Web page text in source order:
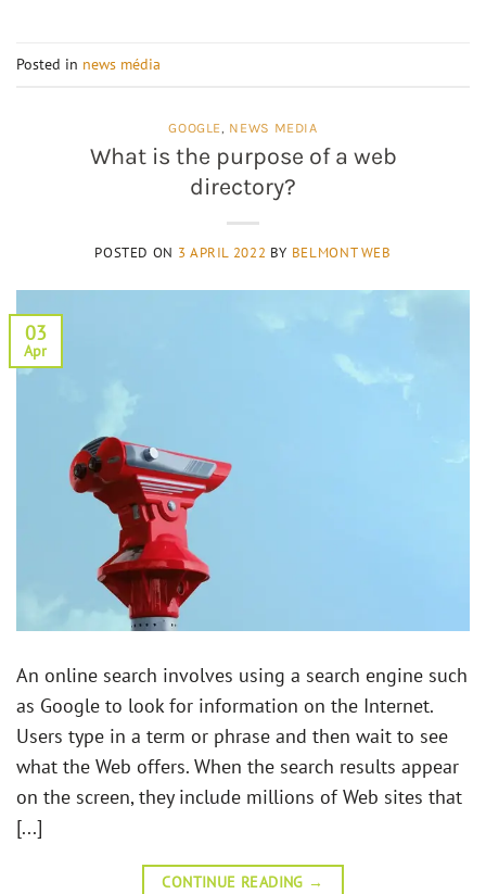
Posted in news média
GOOGLE NEWS MEDIA
What is the purpose of a web
directory?
POSTED ON 3 APRIL 2022 BY BELMONT WEB
03
Apr
An online search involves using a search engine such
as Google to look for information on the Internet.
Users type in a term or phrase and then wait to see
what the Web offers. When the search results appear
on the screen, they include millions of Web sites that
[...]
CONTINUE READING →